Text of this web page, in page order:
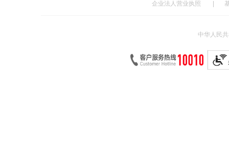
企业法人营业执照
中华人民